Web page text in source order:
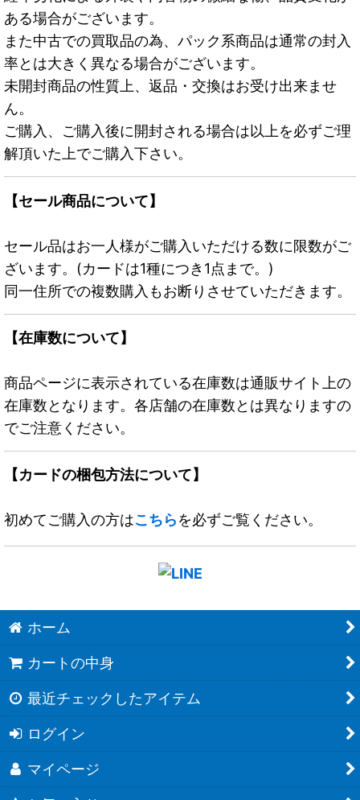
ある場合がございます。
また中古での買取品の為、パック系商品は通常の封入
率とは大きく異なる場合がございます。
未開封商品の性質上、返品・交換はお受け出来ませ
ん。
ご購入、ご購入後に開封される場合は以上を必ずご理
解頂いた上でご購入下さい。
【セール商品について】
セール品はお一人様がご購入いただける数に限数がご
ざいます。(カードは1種につき1点まで。)
同一住所での複数購入もお断りさせていただきます。
【在庫数について】
商品ページに表示されている在庫数は通販サイト上の
在庫数となります。各店舗の在庫数とは異なりますの
でご注意ください。
【カードの梱包方法について】
初めてご購入の方はこちらを必ずご覧ください。
ホーム
カートの中身
最近チェックしたアイテム
ログイン
マイページ